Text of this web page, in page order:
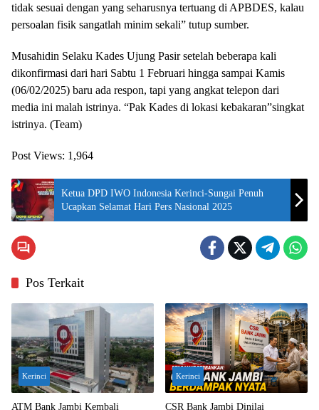
tidak sesuai dengan yang seharusnya tertuang di APBDES, kalau
persoalan fisik sangatlah minim sekali” tutup sumber.
Musahidin Selaku Kades Ujung Pasir setelah beberapa kali
dikonfirmasi dari hari Sabtu 1 Februari hingga sampai Kamis
(06/02/2025) baru ada respon, tapi yang angkat telepon dari
media ini malah istrinya. “Pak Kades di lokasi kebakaran”singkat
istrinya. (Team)
Post Views: 1,964
Ketua DPD IWO Indonesia Kerinci-Sungai Penuh
Ucapkan Selamat Hari Pers Nasional 2025
Pos Terkait
Kerinci
ATM Bank Jambi Kembali
Kerinci
CSR Bank Jambi Dinilai